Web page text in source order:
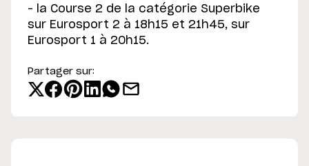
– la Course 2 de la catégorie Superbike
sur Eurosport 2 à 18h15 et 21h45, sur
Eurosport 1 à 20h15.
Partager sur: